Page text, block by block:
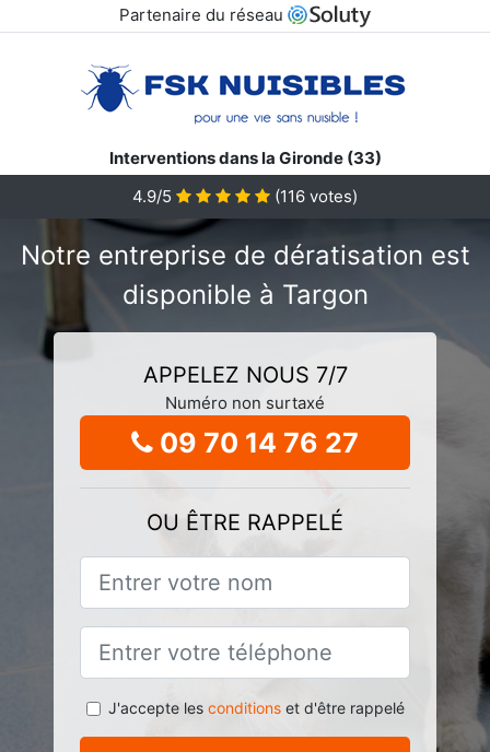
Partenaire du réseau
Interventions dans la Gironde (33)
4.9/5
(116 votes)
Notre entreprise de dératisation est
disponible à Targon
APPELEZ NOUS 7/7
Numéro non surtaxé
09 70 14 76 27
OU ÊTRE RAPPELÉ
J'accepte les conditionset d'être rappelé